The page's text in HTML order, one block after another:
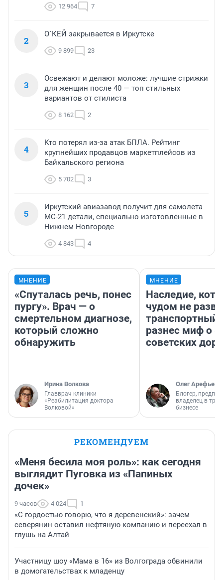
12 964 7
2
О`КЕЙ закрывается в Иркутске
9 899 23
3
Освежают и делают моложе: лучшие стрижки
для женщин после 40 — топ стильных
вариантов от стилиста
8 162 2
4
Кто потерял из-за атак БПЛА. Рейтинг
крупнейших продавцов маркетплейсов из
Байкальского региона
5 702 3
5
Иркутский авиазавод получит для самолета
МС-21 детали, специально изготовленные в
Нижнем Новгороде
4 843 4
МНЕНИЕ
«Спуталась речь, понес
пургу». Врач — о
смертельном диагнозе,
который сложно
обнаружить
Ирина Волкова
Главврач клиники
«Реабилитация доктора
Волковой»
МНЕНИЕ
Наследие,
чудом не
транспортный
разнес миф о
советских
Олег Арефьев
Блогер,
владелец в
бизнесе
РЕКОМЕНДУЕМ
«Меня бесила моя роль»: как сегодня
выглядит Пуговка из «Папиных
дочек»
9 часов 4 024 1
«С гордостью говорю, что я деревенский»: зачем
северянин оставил нефтяную компанию и переехал в
глушь на Алтай
Участницу шоу «Мама в 16» из Волгограда обвинили
в домогательствах к младенцу